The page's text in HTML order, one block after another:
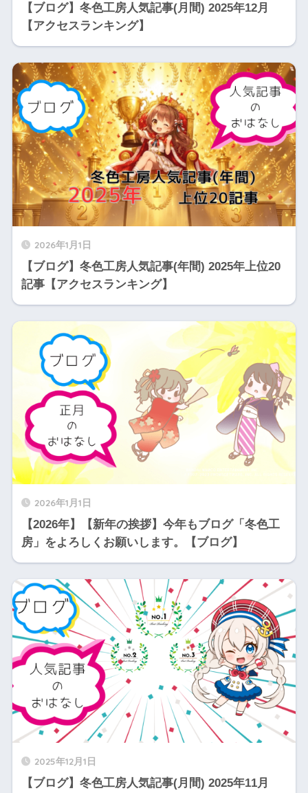
【ブログ】冬色工房人気記事(月間) 2025年12月
【アクセスランキング】
2026年1月1日
【ブログ】冬色工房人気記事(年間) 2025年上位20
記事【アクセスランキング】
2026年1月1日
【2026年】【新年の挨拶】今年もブログ「冬色工
房」をよろしくお願いします。【ブログ】
2025年12月1日
【ブログ】冬色工房人気記事(月間) 2025年11月